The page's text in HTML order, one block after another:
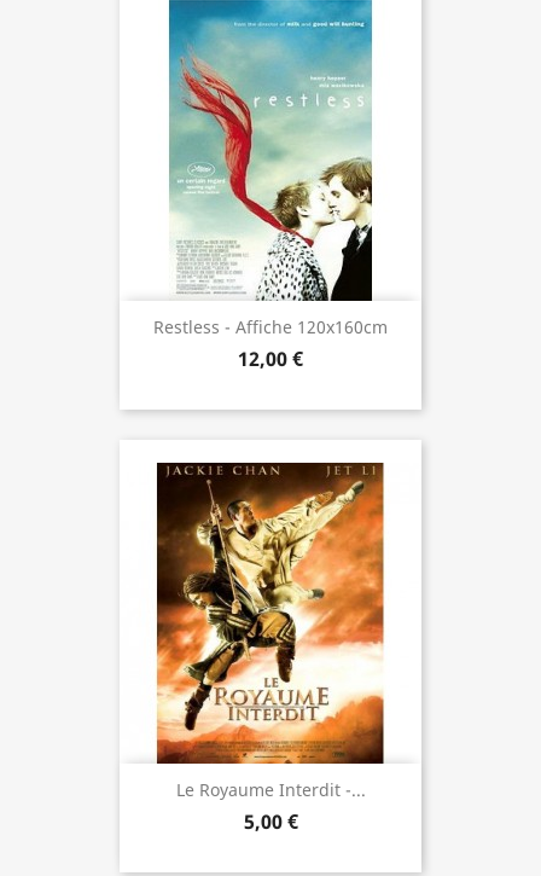
Restless - Affiche 120x160cm
12,00 €
Le Royaume Interdit -...
5,00 €